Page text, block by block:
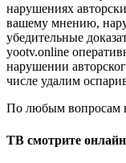
нарушениях
вашему мнению,
убедительные
yootv.online
нарушении
числе удалим
По любым вопросам
ТВ смотрите